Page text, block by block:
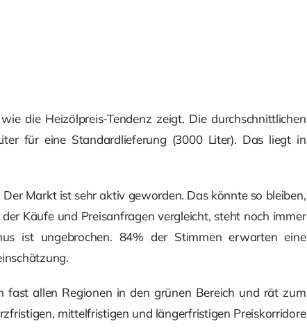
die Heizölpreis-Tendenz zeigt. Die durchschnittlichen
für eine Standardlieferung (3000 Liter). Das liegt in
Markt ist sehr aktiv geworden. Das könnte so bleiben,
Käufe und Preisanfragen vergleicht, steht noch immer
ist ungebrochen. 84% der Stimmen erwarten eine
fast allen Regionen in den grünen Bereich und rät zum
mittelfristigen und längerfristigen Preiskorridore